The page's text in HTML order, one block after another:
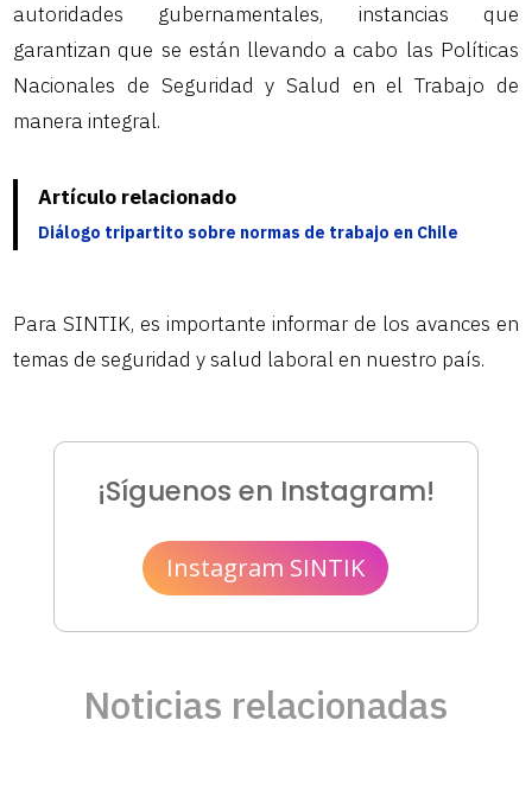
autoridades gubernamentales, instancias que
garantizan que se están llevando a cabo las Políticas
Nacionales de Seguridad y Salud en el Trabajo de
manera integral.
Artículo relacionado
Diálogo tripartito sobre normas de trabajo en Chile
Para SINTIK, es importante informar de los avances en
temas de seguridad y salud laboral en nuestro país.
¡Síguenos en Instagram!
Instagram SINTIK
Noticias relacionadas